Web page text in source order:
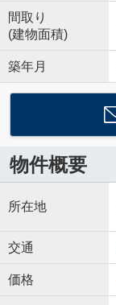
間取り
(建物面積)
築年月
物件概要
所在地
交通
価格